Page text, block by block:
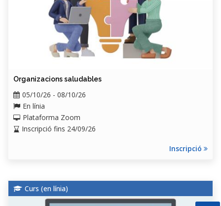
Organizacions saludables
05/10/26 - 08/10/26
En línia
Plataforma Zoom
Inscripció fins 24/09/26
Inscripció
Curs (en línia)